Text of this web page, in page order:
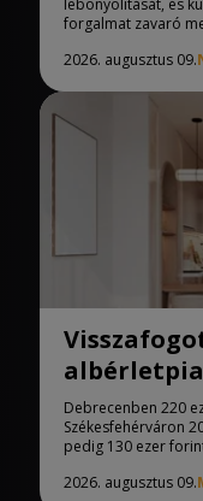
lebonyolítását, és
forgalmat zavaró
2026. augusztus 09.
Debrecenben 220
Székesfehérváron
pedig 130 ezer
2026. augusztus 09.